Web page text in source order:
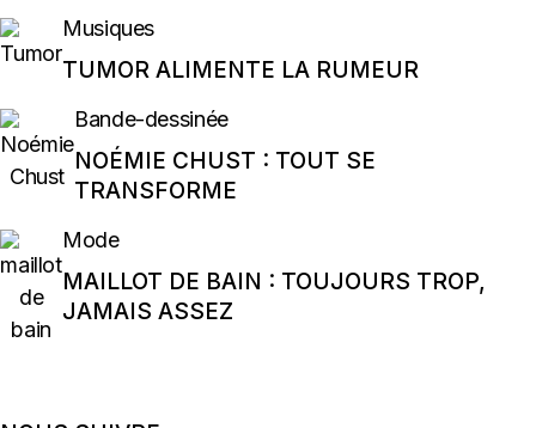
Musiques
TUMOR ALIMENTE LA RUMEUR
Bande-dessinée
NOÉMIE CHUST : TOUT SE
TRANSFORME
Mode
MAILLOT DE BAIN : TOUJOURS TROP,
JAMAIS ASSEZ